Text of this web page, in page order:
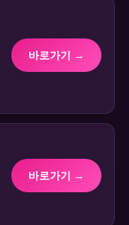
바로가기 →
바로가기 →